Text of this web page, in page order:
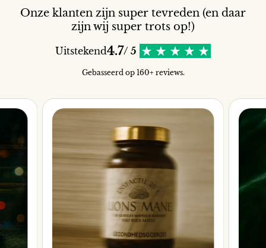
Onze klanten zijn super tevreden (en daar
zijn wij super trots op!)
Uitstekend4.7/ 5
Gebasseerd op 160+ reviews.